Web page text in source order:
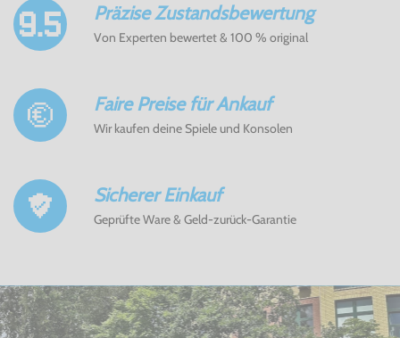
Präzise Zustandsbewertung
Von Experten bewertet & 100 % original
Faire Preise für Ankauf
Wir kaufen deine Spiele und Konsolen
Sicherer Einkauf
Geprüfte Ware & Geld-zurück-Garantie